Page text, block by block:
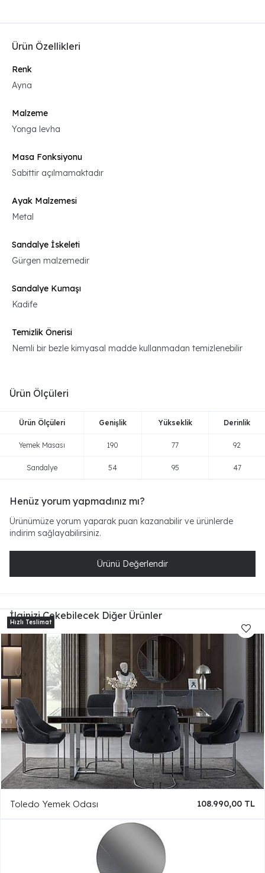
Ürün Özellikleri
Renk
Ayna
Malzeme
Yonga levha
Masa Fonksiyonu
Sabittir açılmamaktadır
Ayak Malzemesi
Metal
Sandalye İskeleti
Gürgen malzemedir
Sandalye Kumaşı
Kadife
Temizlik Önerisi
Nemli bir bezle kimyasal madde kullanmadan temizlenebilir
Ürün Ölçüleri
Ürün Ölçüleri Genişlik Yükseklik Derinlik
Yemek Masası 190 77 92
Sandalye 54 95 47
Henüz yorum yapmadınız mı?
Ürünümüze yorum yaparak puan kazanabilir ve ürünlerde
indirim sağlayabilirsiniz.
Ürünü Değerlendir
İlginizi Çekebilecek Diğer Ürünler
Toledo Yemek Odası 108.990,00 TL